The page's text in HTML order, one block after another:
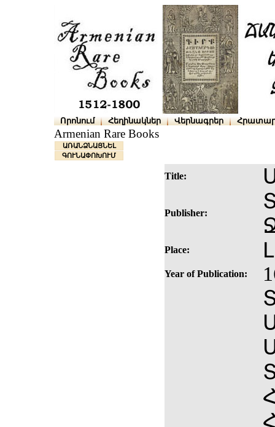
Որոնում Հեղինակներ Վերնագրեր
Armenian Rare Books
ԱՌԱՆՁՆԱՑՆԵԼ
ԳՈՒՆԱՓՈԽՈՒՄ
Title:
Publisher:
Place:
Year of Publication: